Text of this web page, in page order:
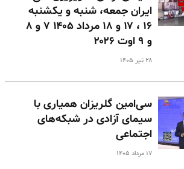
ایران جمعه، شنبه و یکشنبه
۱۶ ، ۱۷ و ۱۸ مرداد ۱۴۰۵ ۷ و ۸
و ۹ اوت ۲۰۲۶
۲۸ تیر ۱۴۰۵
سی‌امین گلریزان همیاری با
سیمای آزادی در شبکه‌های
اجتماعی
۱۷ مرداد ۱۴۰۵